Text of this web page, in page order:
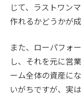
じて、ラストワン
作れるかどうかが
また、ローパフォ
し、それを元に営
ーム全体の資産に
いがちですが、実